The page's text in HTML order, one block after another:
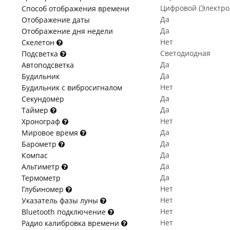
Способ отображения времени
Цифровой
Отображение даты
Да
Отображение дня недели
Да
Скелетон
Нет
Подсветка
Светодиодная
Автоподсветка
Да
Будильник
Да
Будильник с вибросигналом
Нет
Секундомер
Да
Таймер
Да
Хронограф
Нет
Мировое время
Да
Барометр
Да
Компас
Да
Альтиметр
Да
Термометр
Да
Глубиномер
Нет
Указатель фазы луны
Нет
Bluetooth подключение
Нет
Радио калибровка времени
Нет